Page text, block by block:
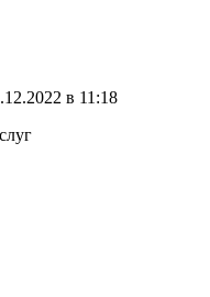
в 11:18